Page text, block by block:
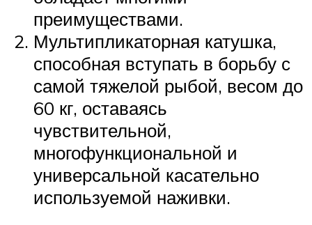
преимуществами.
Мультипликаторная катушка,
способная вступать в борьбу с
самой тяжелой рыбой, весом до
60 кг, оставаясь
чувствительной,
многофункциональной и
универсальной касательно
используемой наживки.